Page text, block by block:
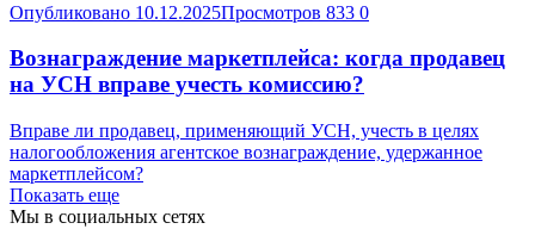
Опубликовано 10.12.2025Просмотров 833 0
Вознаграждение маркетплейса: когда продавец
на УСН вправе учесть комиссию?
Вправе ли продавец, применяющий УСН, учесть в целях
налогообложения агентское вознаграждение, удержанное
маркетплейсом?
Показать еще
Мы в социальных сетях